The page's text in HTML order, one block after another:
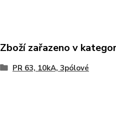
Zboží zařazeno v
PR 63, 10kA, 3pólové